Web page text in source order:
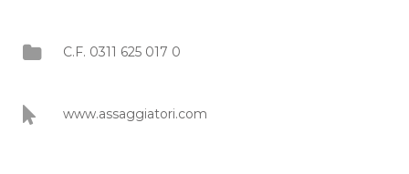
C.F. 0311 625 017 0
www.assaggiatori.com